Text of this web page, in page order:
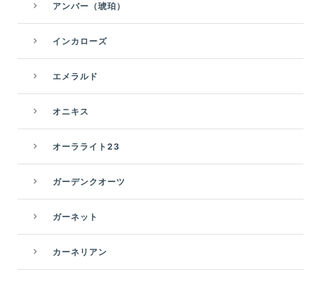
アンバー（琥珀）
インカローズ
エメラルド
オニキス
オーラライト23
ガーデンクオーツ
ガーネット
カーネリアン